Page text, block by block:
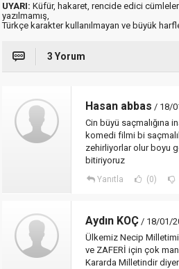
UYARI: Küfür, hakaret, rencide edici
yazılmamış,
Türkçe karakter kullanılmayan ve büyük
3 Yorum
Hasan abbas / 18/
Cin büyü saçmalığına
komedi filmi bi
zehirliyorlar olur boyu
bitiriyoruz
Yanıtla (0)
Aydın KOÇ / 18/01/
Ülkemiz Necip
ve ZAFERİ için çok
Kararda Milletindir